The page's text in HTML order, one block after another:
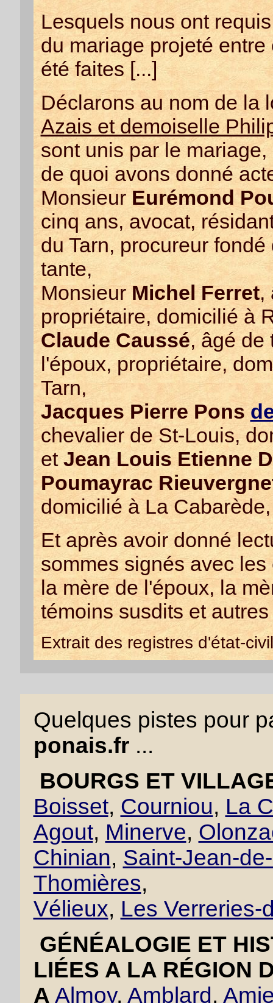
Lesquels nous ont
du mariage projeté
été faites [...]
Déclarons au nom de la
Azais et demoiselle
sont unis par le mariage,
de quoi avons donné
Monsieur Eurémond
cinq ans, avocat,
du Tarn, procureur
tante,
Monsieur Michel Ferret,
propriétaire, domicilié à
Claude Caussé, âgé de
l'époux, propriétaire,
Tarn,
Jacques Pierre Pons
chevalier de St-Louis,
etJean Louis Etienne
Poumayrac
domicilié à La Cabarède,
Et après avoir donné
sommes signés avec
la mère de l'époux, la
témoins susdits et
Extrait des registres d'état-
Quelques pistes pour
ponais.fr...
BOURGS ET
Boisset, Courniou, La
Agout, Minerve,
Chinian, Saint-Jean-
Thomières,
Vélieux, Les Verreries-
GÉNÉALOGIE ET
LIÉES A LA RÉGION
A Almoy, Amblard ,